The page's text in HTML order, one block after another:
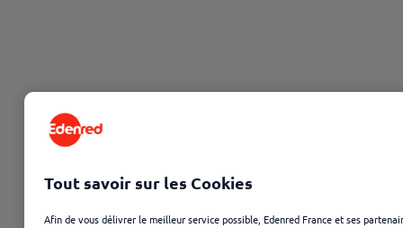
Le budget, une préoccupation clé pour les Fêtes de
fin d’année des salariés
Un coup de pouce pour les besoins du quotidien
comme pour les achats plaisir
Tout savoir sur les Cookies
Afin de vous délivrer le meilleur service possible, Edenred France et ses